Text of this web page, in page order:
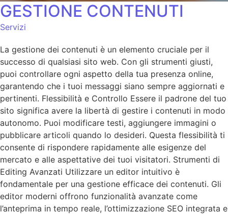
GESTIONE CONTENUTI
Servizi
La gestione dei contenuti è un elemento cruciale per il
successo di qualsiasi sito web. Con gli strumenti giusti,
puoi controllare ogni aspetto della tua presenza online,
garantendo che i tuoi messaggi siano sempre aggiornati e
pertinenti. Flessibilità e Controllo Essere il padrone del tuo
sito significa avere la libertà di gestire i contenuti in modo
autonomo. Puoi modificare testi, aggiungere immagini o
pubblicare articoli quando lo desideri. Questa flessibilità ti
consente di rispondere rapidamente alle esigenze del
mercato e alle aspettative dei tuoi visitatori. Strumenti di
Editing Avanzati Utilizzare un editor intuitivo è
fondamentale per una gestione efficace dei contenuti. Gli
editor moderni offrono funzionalità avanzate come
l’anteprima in tempo reale, l’ottimizzazione SEO integrata e